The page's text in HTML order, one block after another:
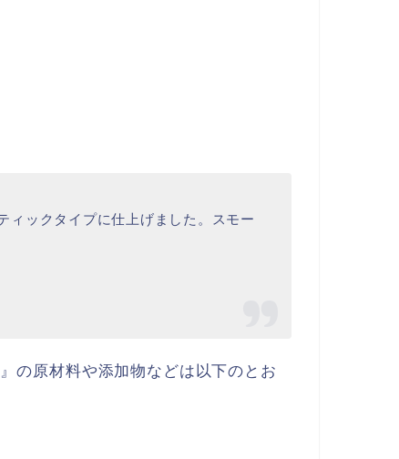
ィックタイプに仕上げました。スモー
の原材料や添加物などは以下のとお